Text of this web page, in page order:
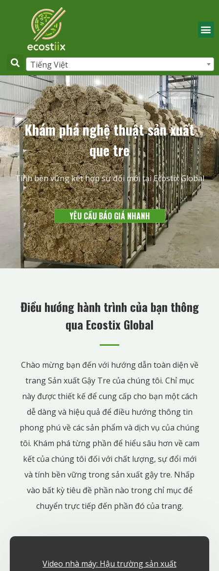
Tiếng Việt
Khám phá nghệ thuật sản xuất
que tre
Tính bền vững kết hợp sự đổi mới tại Ecostix Global
YÊU CẦU BÁO GIÁ NHANH
Điều hướng hành trình của bạn thông
qua Ecostix Global
Chào mừng bạn đến với hướng dẫn toàn diện về
trang Sản xuất Gậy Tre của chúng tôi. Chỉ mục
này được thiết kế để cung cấp cho bạn một cách
dễ dàng và hiệu quả để điều hướng thông tin
phong phú về các sản phẩm và dịch vụ của chúng
tôi. Khám phá từng phần để hiểu sâu hơn về cam
kết của chúng tôi đối với chất lượng, sự đổi mới
và tính bền vững trong sản xuất gậy tre. Nhấp
vào bất kỳ tiêu đề phần nào trong chỉ mục để
chuyển trực tiếp đến phần đó của trang.
Video nhà máy: Hậu trường sản xuất